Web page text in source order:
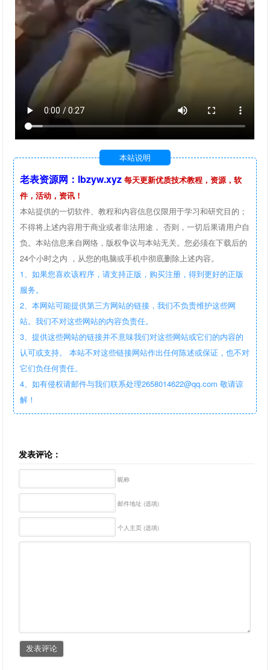
本站说明
老表资源网：lbzyw.xyz 每天更新优质技术教程，资源，软
件，活动，资讯！
本站提供的一切软件、教程和内容信息仅限用于学习和研究目的；
不得将上述内容用于商业或者非法用途， 否则，一切后果请用户自
负。本站信息来自网络，版权争议与本站无关。您必须在下载后的
24个小时之内 ，从您的电脑或手机中彻底删除上述内容。
1、如果您喜欢该程序，请支持正版，购买注册，得到更好的正版
服务。
2、本网站可能提供第三方网站的链接，我们不负责维护这些网
站。我们不对这些网站的内容负责任。
3、提供这些网站的链接并不意味我们对这些网站或它们的内容的
认可或支持。 本站不对这些链接网站作出任何陈述或保证，也不对
它们负任何责任。
4、如有侵权请邮件与我们联系处理2658014622@qq.com 敬请谅
解！
发表评论：
昵称
邮件地址 (选填)
个人主页 (选填)